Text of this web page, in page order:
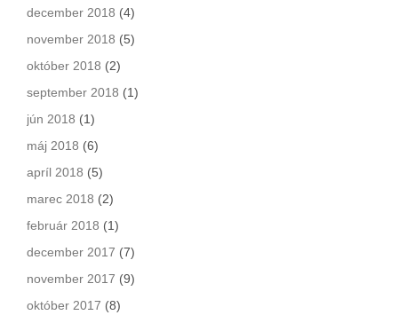
december 2018 (4)
november 2018 (5)
október 2018 (2)
september 2018 (1)
jún 2018 (1)
máj 2018 (6)
apríl 2018 (5)
marec 2018 (2)
február 2018 (1)
december 2017 (7)
november 2017 (9)
október 2017 (8)